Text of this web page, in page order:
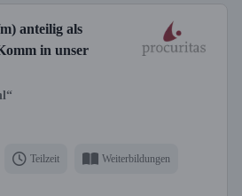
anteilig als
in unser
Teilzeit Weiterbildungen